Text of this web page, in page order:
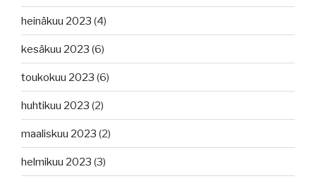
heinäkuu 2023 (4)
kesäkuu 2023 (6)
toukokuu 2023 (6)
huhtikuu 2023 (2)
maaliskuu 2023 (2)
helmikuu 2023 (3)